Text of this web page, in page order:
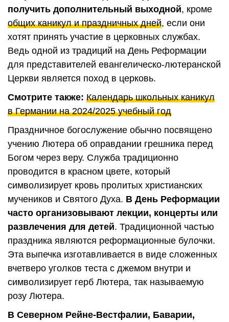
получить дополнительный выходной, кроме
общих каникул и праздничных дней, если они
хотят принять участие в церковных службах.
Ведь одной из традиций на День Реформации
для представителей евангелическо-лютеранской
Церкви является поход в церковь.
Смотрите также: Календарь школьных каникул
в Германии на 2024/2025 учебный год
Праздничное богослужение обычно посвящено
учению Лютера об оправдании грешника перед
Богом через веру. Служба традиционно
проводится в красном цвете, который
символизирует кровь пролитых христианских
мучеников и Святого Духа. В День Реформации
часто организовывают лекции, концерты или
развлечения для детей. Традиционной частью
праздника являются реформационные булочки.
Эта выпечка изготавливается в виде сложенных
вчетверо уголков теста с джемом внутри и
символизирует герб Лютера, так называемую
розу Лютера.
В Северном Рейне-Вестфалии, Баварии,